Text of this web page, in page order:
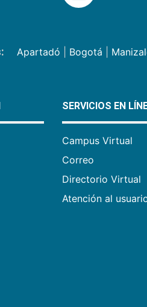
Apartadó Bogotá
SERVICIOS EN
Campus Virtual
Correo
Directorio Virtual
Atención al